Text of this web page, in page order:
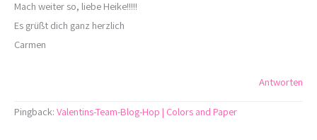
Mach weiter so, liebe Heike!!!!!
Es grüßt dich ganz herzlich
Carmen
Antworten
Pingback: Valentins-Team-Blog-Hop | Colors and Paper